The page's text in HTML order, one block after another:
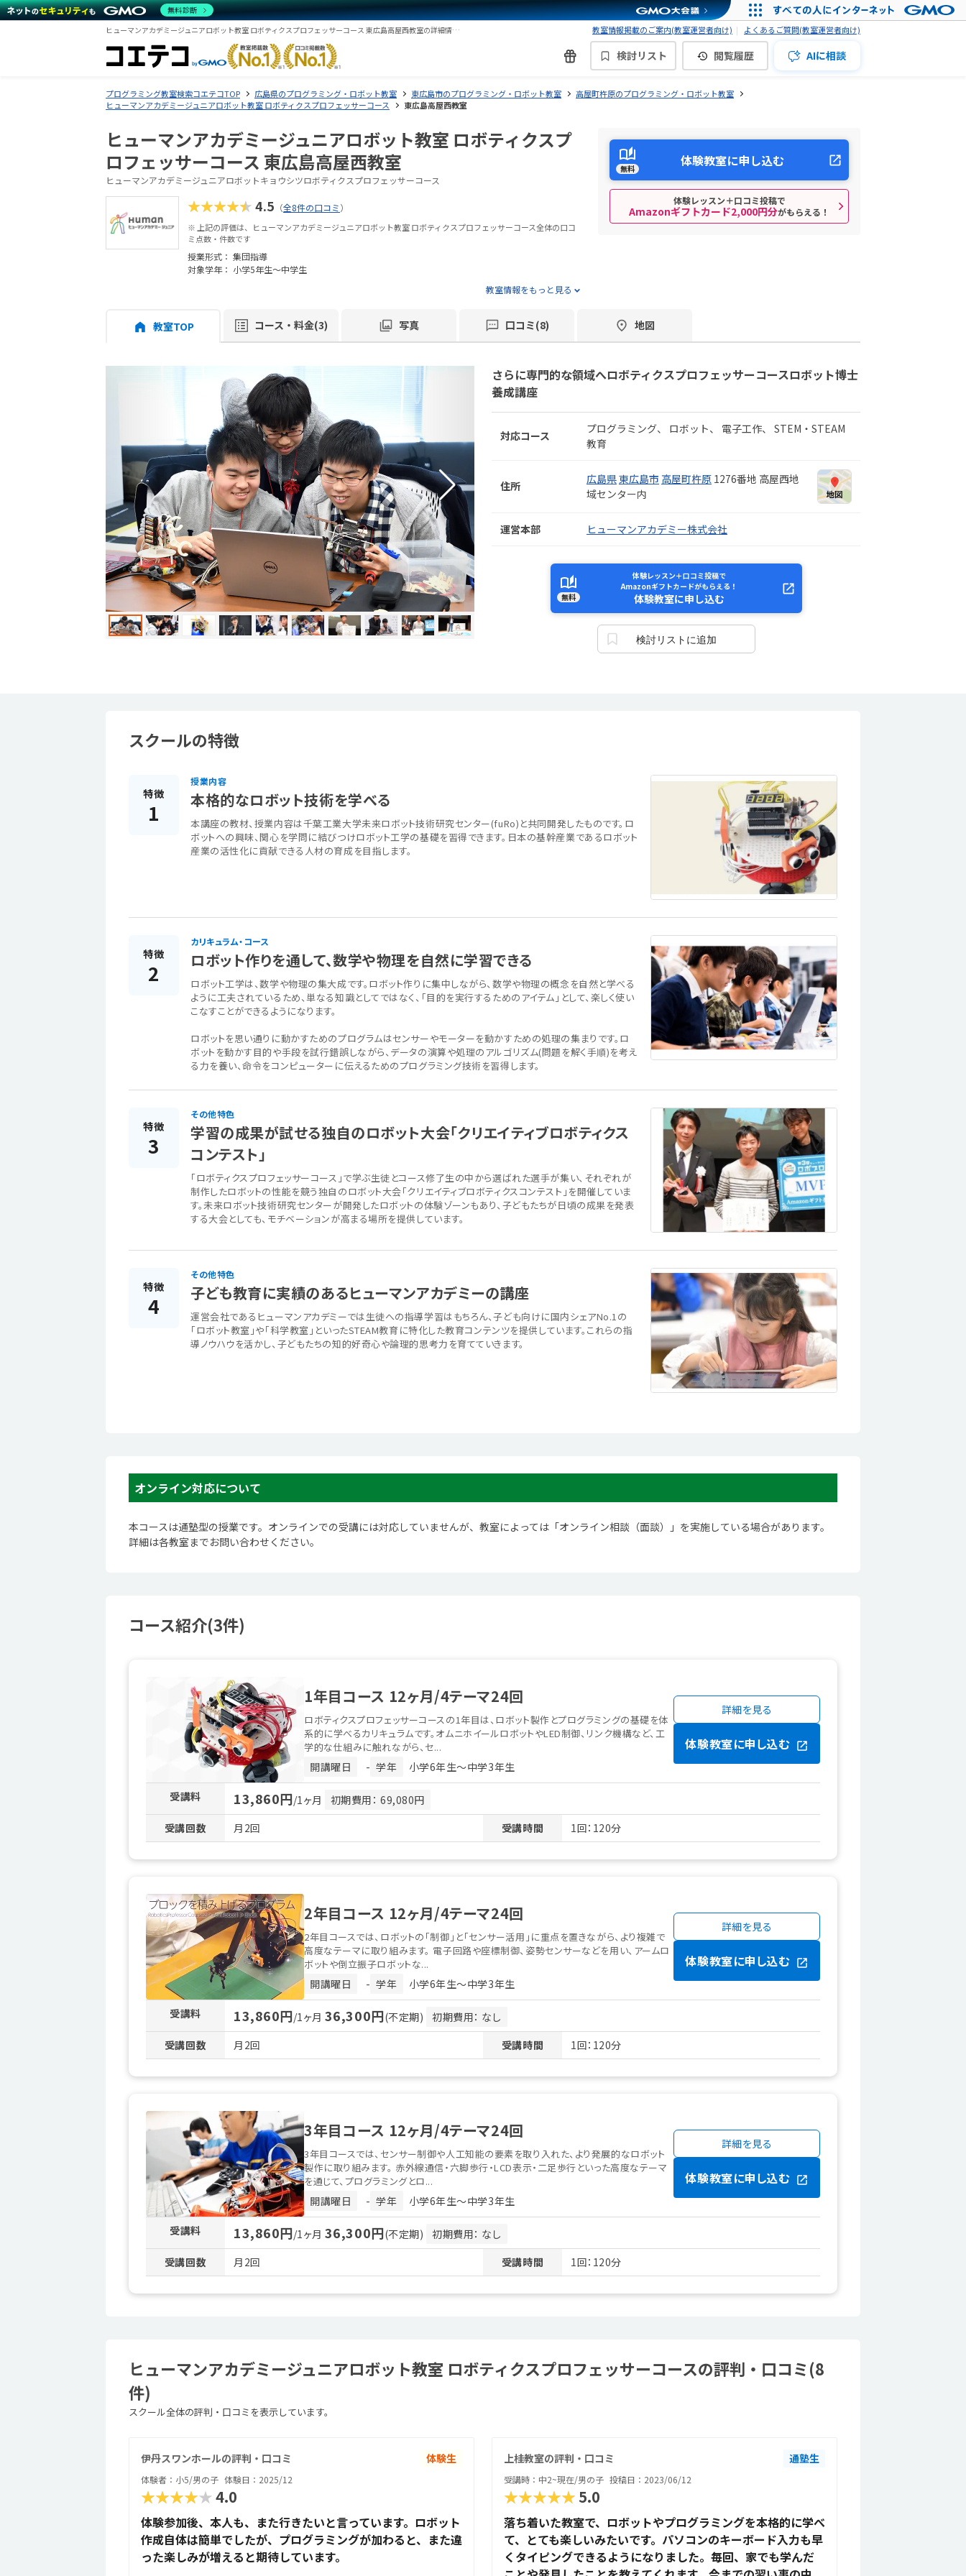
ヒューマンアカデミージュニアロボット教室 ロボティクスプロフェッサーコース 東広島高屋西教室の詳細情報・口コミ・評判 教室情報掲載のご案内(教室運営者向け) よくあるご質問(教室運営者向け)
検討リスト 閲覧履歴 AIに相談
プログラミング教室検索コエテコTOP 広島県のプログラミング・ロボット教室 東広島市のプログラミング・ロボット教室
高屋町杵原のプログラミング・ロボット教室
ヒューマンアカデミージュニアロボット教室 ロボティクスプロフェッサーコース
東広島高屋西教室
ヒューマンアカデミージュニアロボット教室 ロボティクスプ
ロフェッサーコース 東広島高屋西教室
ヒューマンアカデミージュニアロボットキョウシツロボティクスプロフェッサーコース
★★★★★4.5 （全8件の口コミ）
※ 上記の評価は、ヒューマンアカデミージュニアロボット教室 ロボティクスプロフェッサーコース全体の口コ
ミ点数・件数です
授業形式： 集団指導
対象学年： 小学5年生～中学生
教室情報をもっと見る
無料 体験教室に申し込む
体験レッスン＋口コミ投稿で
Amazonギフトカード2,000円分がもらえる！
教室TOP コース・料金(3) 写真 口コミ(8) 地図
さらに専門的な領域へロボティクスプロフェッサーコースロボット博士
養成講座
対応コース プログラミング ロボット 電子工作
STEM・STEAM
教育
住所 広島県東広島市 高屋町杵原 1276番地 高屋西地
域センター内
運営本部 ヒューマンアカデミー株式会社
無料
体験レッスン＋口コミ投稿で
Amazonギフトカードがもらえる！
体験教室に申し込む
検討リストに追加
スクールの特徴
特徴
1
授業内容
本格的なロボット技術を学べる
本講座の教材、授業内容は千葉工業大学未来ロボット技術研究センター(fuRo)と共同開発したものです。ロ
ボットへの興味、関心を学問に結びつけロボット工学の基礎を習得できます。日本の基幹産業であるロボット
産業の活性化に貢献できる人材の育成を目指します。
特徴
2
カリキュラム・コース
ロボット作りを通して、数学や物理を自然に学習できる
ロボット工学は、数学や物理の集大成です。ロボット作りに集中しながら、数学や物理の概念を自然と学べる
ように工夫されているため、単なる知識としてではなく、「目的を実行するためのアイテム」として、楽しく使い
こなすことができるようになります。
ロボットを思い通りに動かすためのプログラムはセンサーやモーターを動かすための処理の集まりです。ロ
ボットを動かす目的や手段を試行錯誤しながら、データの演算や処理のアルゴリズム(問題を解く手順)を考え
る力を養い、命令をコンピューターに伝えるためのプログラミング技術を習得します。
特徴
3
その他特色
学習の成果が試せる独自のロボット大会「クリエイティブロボティクス
コンテスト」
「ロボティクスプロフェッサーコース」で学ぶ生徒とコース修了生の中から選ばれた選手が集い、それぞれが
制作したロボットの性能を競う独自のロボット大会「クリエイティブロボティクスコンテスト」を開催していま
す。未来ロボット技術研究センターが開発したロボットの体験ゾーンもあり、子どもたちが日頃の成果を発表
する大会としても、モチベーションが高まる場所を提供しています。
特徴
4
その他特色
子ども教育に実績のあるヒューマンアカデミーの講座
運営会社であるヒューマンアカデミーでは生徒への指導学習はもちろん、子ども向けに国内シェアNo.1の
「ロボット教室」や「科学教室」といったSTEAM教育に特化した教育コンテンツを提供しています。これらの指
導ノウハウを活かし、子どもたちの知的好奇心や論理的思考力を育てていきます。
オンライン対応について
本コースは通塾型の授業です。オンラインでの受講には対応していませんが、教室によっては「オンライン相談（面談）」を実施している場合があります。
詳細は各教室までお問い合わせください。
コース紹介(3件)
1年目コース 12ヶ月/4テーマ24回
ロボティクスプロフェッサーコースの1年目は、ロボット製作とプログラミングの基礎を体
系的に学べるカリキュラムです。オムニホイールロボットやLED制御、リンク機構など、工
学的な仕組みに触れながら、セ...
開講曜日 - 学年 小学6年生〜中学3年生
詳細を見る
体験教室に申し込む
受講料 13,860円/1ヶ月
初期費用： 69,080円
受講回数
月2回 受講時間 1回：120分
2年目コース 12ヶ月/4テーマ24回
2年目コースでは、ロボットの「制御」と「センサー活用」に重点を置きながら、より複雑で
高度なテーマに取り組みます。 電子回路や座標制御、姿勢センサーなどを用い、アームロ
ボットや倒立振子ロボットな...
開講曜日 - 学年 小学6年生〜中学3年生
詳細を見る
体験教室に申し込む
受講料 13,860円/1ヶ月 36,300円(不定期)
初期費用： なし
受講回数
月2回 受講時間 1回：120分
3年目コース 12ヶ月/4テーマ24回
3年目コースでは、センサー制御や人工知能の要素を取り入れた、より発展的なロボット
製作に取り組みます。 赤外線通信・六脚歩行・LCD表示・二足歩行といった高度なテーマ
を通じて、プログラミングとロ...
開講曜日 - 学年 小学6年生〜中学3年生
詳細を見る
体験教室に申し込む
受講料 13,860円/1ヶ月 36,300円(不定期)
初期費用： なし
受講回数
月2回 受講時間 1回：120分
ヒューマンアカデミージュニアロボット教室 ロボティクスプロフェッサーコースの評判・口コミ(8
件)
スクール全体の評判・口コミを表示しています。
伊丹スワンホールの評判・口コミ 体験生
体験者：小5/男の子 体験日：2025/12
★★★★★4.0
体験参加後、本人も、また行きたいと言っています。ロボット
作成自体は簡単でしたが、プログラミングが加わると、また違
った楽しみが増えると期待しています。
上桂教室の評判・口コミ 通塾生
受講時：中2~現在/男の子 投稿日：2023/06/12
★★★★★5.0
落ち着いた教室で、ロボットやプログラミングを本格的に学べ
て、とても楽しいみたいです。パソコンのキーボード入力も早
くタイピングできるようになりました。毎回、家でも学んだ
無料診断